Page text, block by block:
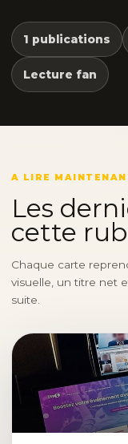
1 publications
Lecture fan
A LIRE
Les
cette
Chaque carte
visuelle, un titre net
suite.